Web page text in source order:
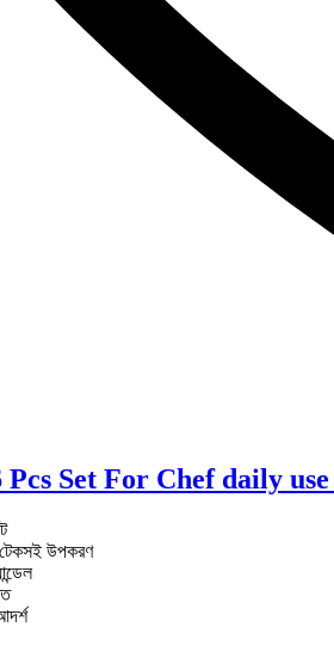
Set For Chef daily
টেকসই উপকরণ